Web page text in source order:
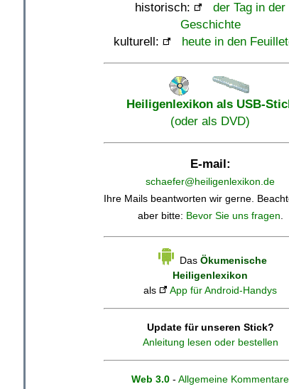
historisch:
der Tag in der
Geschichte
kulturell:
heute in den
Heiligenlexikon als USB-
(oder als DVD)
E-mail:
schaefer@heiligenlexikon.de
Ihre Mails beantworten wir gerne.
aber bitte: Bevor Sie uns fragen.
Das Ökumenische
Heiligenlexikon
als
App für Android-Handys
Update für unseren Stick?
Anleitung lesen oder bestellen
Web 3.0 - Allgemeine Kommentare